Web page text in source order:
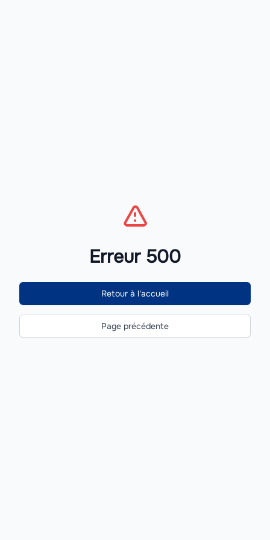
Erreur 500
Retour à l'accueil
Page précédente